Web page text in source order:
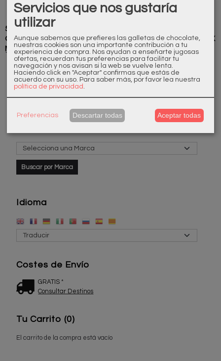
Idioma
Costes de Envío
GRATIS *
Consultar Destinos
Tu Carrito (0)
El carrito de la compra está vacío
500359000
Cartucho
Monomando
32,00 €
Cartucho
Monomando
32,00 €
Cartucho
Monomando
34,00 €
M24X1 H24X1
500122120
10,00 €
Servicios que nos gustaría
utilizar
Aunque sabemos que prefieres las galletas de chocolate,
nuestras cookies son una importante contribución a tu
experiencia de compra. Nos ayudan a enseñarte jugosas
ofertas, recuerdan tus preferencias para facilitar tu
navegación y nos avisan si la web se vuelve lenta.
Haciendo click en "Aceptar" confirmas que estás de
acuerdo con su uso. Para saber más, por favor lea nuestra
política de privacidad
Preferencias Descartar todas Aceptar todas